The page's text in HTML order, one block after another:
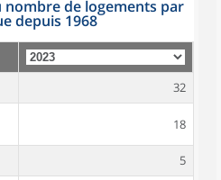
nombre de logements par
depuis 1968
32
18
5